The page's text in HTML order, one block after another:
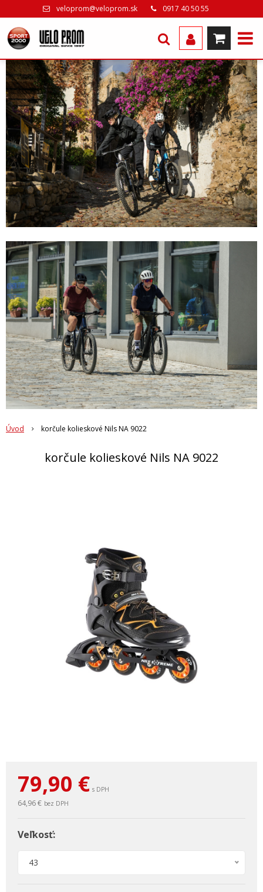
veloprom@veloprom.sk 0917 40 50 55
Úvod korčule kolieskové Nils NA 9022
korčule kolieskové Nils NA 9022
79,90 € s DPH
64,96 € bez DPH
Veľkosť:
43